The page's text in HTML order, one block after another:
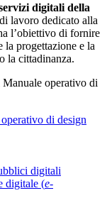
digitali della
lavoro dedicato alla
l’obiettivo di fornire
progettazione e la
la cittadinanza.
operativo di
di design
digitali
digitale (e-